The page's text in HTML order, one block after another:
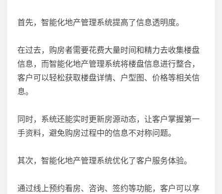
首先，智能化地产管理系统提高了信息透明度。
在过去，购房者需要花费大量时间和精力去收集楼盘
信息，而智能化地产管理系统将楼盘信息进行整合，
客户可以轻松获取楼盘详情、户型图、价格等相关信
息。
同时，系统还能实时更新房源动态，让客户掌握第一
手资料，避免购房过程中的信息不对称问题。
其次，智能化地产管理系统优化了客户服务体验。
通过线上预约看房、咨询、签约等功能，客户可以享